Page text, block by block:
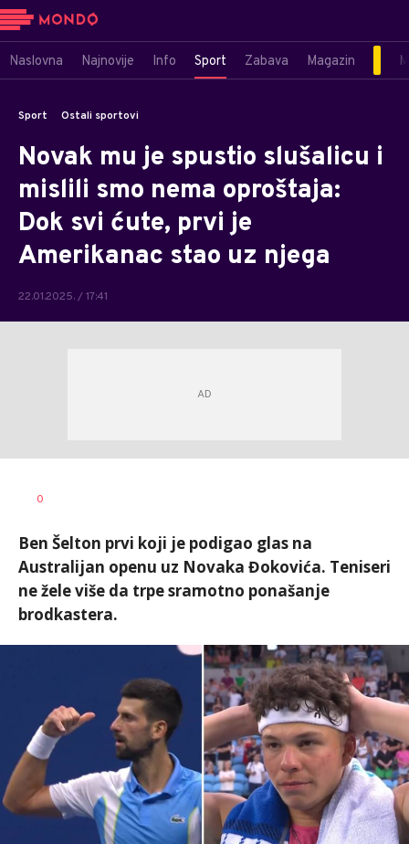
Naslovna Najnovije Info Sport Zabava Magazin
Sport Ostali sportovi
Novak mu je spustio slušalicu i
mislili smo nema oproštaja:
Dok svi ćute, prvi je
Amerikanac stao uz njega
22.01.2025. / 17:41
AUTOR
0
Ben Šelton prvi koji je podigao glas na
Australijan openu uz Novaka Đokovića. Teniseri
ne žele više da trpe sramotno ponašanje
brodkastera.